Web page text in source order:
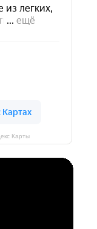
Карты